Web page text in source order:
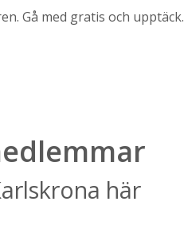
Gå med gratis och upptäck.
här